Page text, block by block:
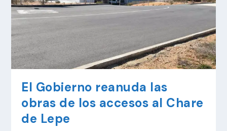
El Gobierno reanuda las
obras de los accesos al Chare
de Lepe